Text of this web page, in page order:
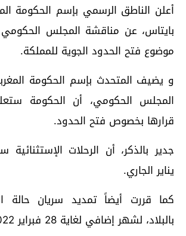
أعلن الناطق الرسمي بإسم الحكومة
بايتاس، عن مناقشة المجلس
موضوع فتح الحدود الجوية للمملكة.
و يضيف المتحدث بإسم الحكومة
المجلس الحكومي، أن الحكومة
قرارها بخصوص فتح الحدود.
يناير الجاري.
كما قررت أيضاً تمديد سريان حالة
بالبلاد، لشهر إضافي لغاية 28 فبراير 2022.